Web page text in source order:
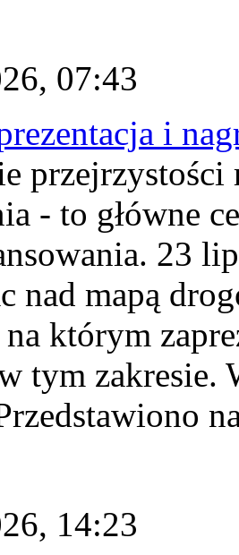
07:43
i
- to główne
23
nad mapą
którym
tym zakresie.
14:23